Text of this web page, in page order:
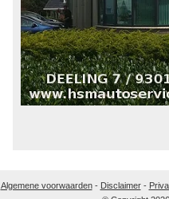
Algemene voorwaarden- Disclaimer-